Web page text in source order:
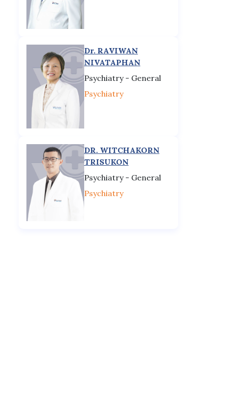
Dr. RAVIWAN
NIVATAPHAN
Psychiatry - General
Psychiatry
DR. WITCHAKORN
TRISUKON
Psychiatry - General
Psychiatry